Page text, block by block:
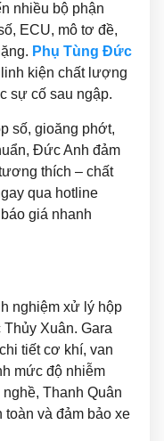
nhiều bộ phận
ECU, mô tơ đề,
Phụ Tùng Đức
kiện chất lượng
sự cố sau ngập.
số, gioăng phớt,
Đức Anh đảm
thích – chất
qua hotline
giá nhanh
nghiệm xử lý hộp
Xuân. Gara
tiết cơ khí, van
mức độ nhiễm
Thanh Quân
toàn và đảm bảo xe